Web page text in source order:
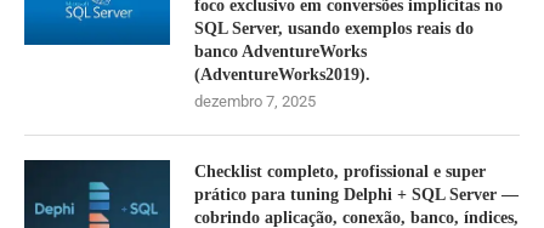
foco exclusivo em conversões implícitas no
SQL Server, usando exemplos reais do
banco AdventureWorks
(AdventureWorks2019).
dezembro 7, 2025
Checklist completo, profissional e super
prático para tuning Delphi + SQL Server —
cobrindo aplicação, conexão, banco, índices,